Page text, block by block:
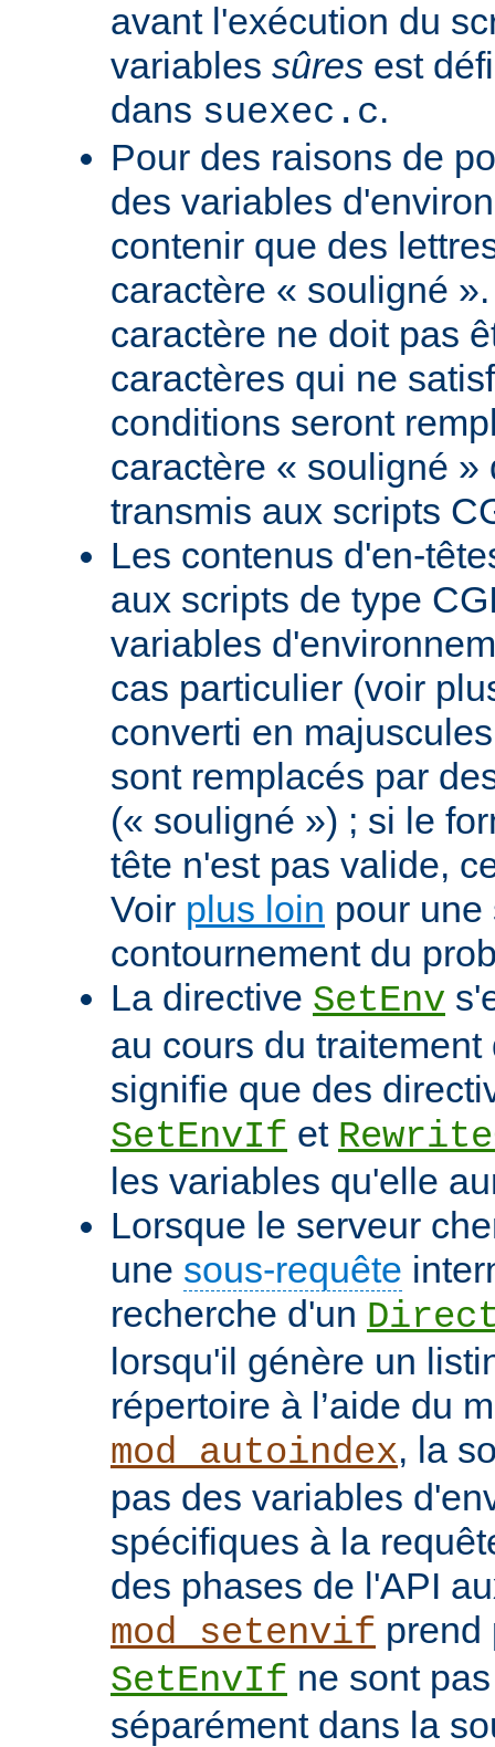
avant l'exécution du
variables sûres est
dans suexec.c.
Pour des raisons de
des variables
contenir que des
caractère « souligné
caractère ne doit pas
caractères qui ne
conditions seront
caractère « souligné »
transmis aux scripts
Les contenus d'en-
aux scripts de type
variables
cas particulier (voir
converti en
sont remplacés par
(« souligné ») ; si le
tête n'est pas valide,
Voir plus loin pour
contournement du
La directive SetEnv
au cours du
signifie que des
SetEnvIf et
les variables qu'elle
Lorsque le serveur
une sous-requête
recherche d'un
lorsqu'il génère un
répertoire à l’aide du
mod_autoindex, la
pas des variables
spécifiques à la
des phases de l'API
mod_setenvif prend
SetEnvIf ne sont
séparément dans la